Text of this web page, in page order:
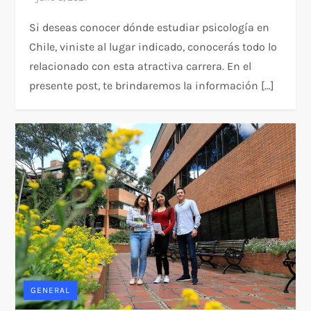
Si deseas conocer dónde estudiar psicología en
Chile, viniste al lugar indicado, conocerás todo lo
relacionado con esta atractiva carrera. En el
presente post, te brindaremos la información […]
GENERAL